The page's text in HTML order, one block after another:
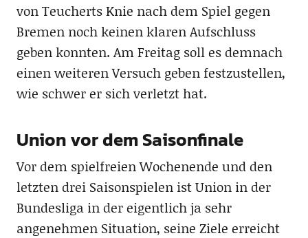
von Teucherts Knie nach dem Spiel gegen
Bremen noch keinen klaren Aufschluss
geben konnten. Am Freitag soll es demnach
einen weiteren Versuch geben festzustellen,
wie schwer er sich verletzt hat.
Union vor dem Saisonfinale
Vor dem spielfreien Wochenende und den
letzten drei Saisonspielen ist Union in der
Bundesliga in der eigentlich ja sehr
angenehmen Situation, seine Ziele erreicht